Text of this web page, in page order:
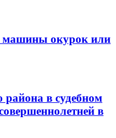
окурок или
в судебном
в